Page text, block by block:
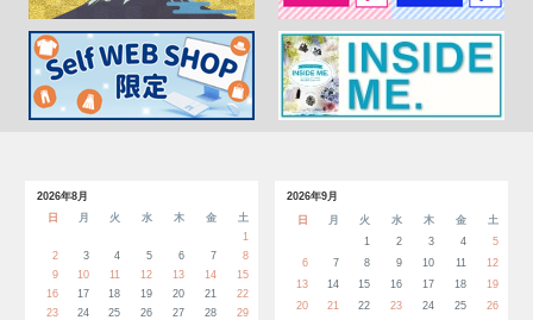
2026年8月
日
月 火 水 木 金
土
1
2
3 4 5 6 7
8
9
10 11 12 13 14
15
16
17 18 19 20 21
22
23
24 25 26 27 28
29
2026年9月
日
月 火 水 木 金
土
1
2 3 4
5
6
7 8 9 10 11
12
13
14 15 16 17 18
19
20
21 22 23 24 25
26